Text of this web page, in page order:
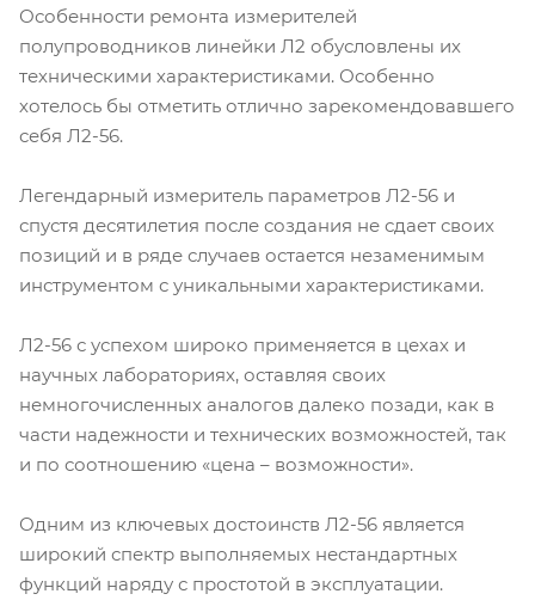
Особенности ремонта измерителей
полупроводников линейки Л2 обусловлены их
техническими характеристиками. Особенно
хотелось бы отметить отлично зарекомендовавшего
себя Л2-56.
Легендарный измеритель параметров Л2-56 и
спустя десятилетия после создания не сдает своих
позиций и в ряде случаев остается незаменимым
инструментом с уникальными характеристиками.
Л2-56 с успехом широко применяется в цехах и
научных лабораториях, оставляя своих
немногочисленных аналогов далеко позади, как в
части надежности и технических возможностей, так
и по соотношению «цена – возможности».
Одним из ключевых достоинств Л2-56 является
широкий спектр выполняемых нестандартных
функций наряду с простотой в эксплуатации.